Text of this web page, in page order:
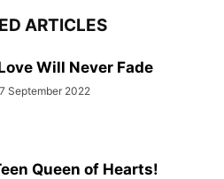
ARTICLES
Will Never Fade
September 2022
Queen of Hearts!